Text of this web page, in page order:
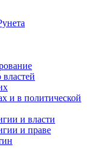
и в политической
и власти
и праве